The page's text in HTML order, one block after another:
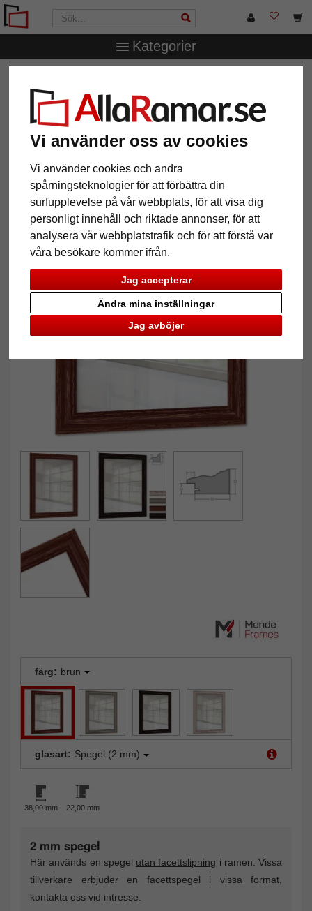
Vi använder oss av cookies
Vi använder cookies och andra
spårningsteknologier för att förbättra din
surfupplevelse på vår webbplats, för att visa dig
personligt innehåll och riktade annonser, för att
analysera vår webbplatstrafik och för att förstå var
våra besökare kommer ifrån.
Jag accepterar
Jag avböjer
Ändra mina inställningar
Kategorier
Väggspegel Mandraka måttbeställd
Väggspegel Mandraka
måttbeställd
Tillbaka
färg: brun
glasart: Spegel (2 mm)
38,00 mm 22,00 mm
2 mm spegel
Här används en spegel utan facettslipning i ramen. Vissa
tillverkare erbjuder en facettspegel i vissa format,
kontakta oss vid intresse.